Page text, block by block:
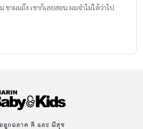
ขาผมถึง เขาก็เลยสอน ผมจำไม่ได้ว่าไป
ลูกฉลาด ดี และ มีสุข